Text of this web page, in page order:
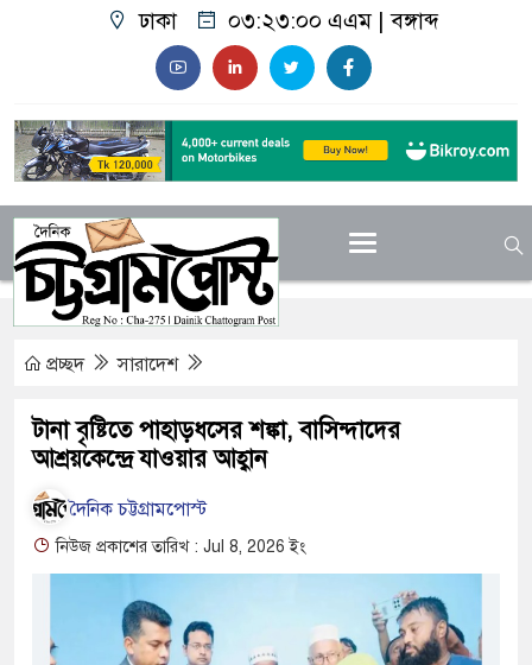
ঢাকা ০৩:২৩:০১ এএম|বঙ্গাব্দ
প্রচ্ছদ সারাদেশ
টানা বৃষ্টিতে পাহাড়ধসের শঙ্কা, বাসিন্দাদের
আশ্রয়কেন্দ্রে যাওয়ার আহ্বান
দৈনিক চট্টগ্রামপোস্ট
নিউজ প্রকাশের তারিখ : Jul 8, 2026 ইং